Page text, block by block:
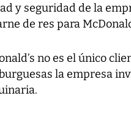
y seguridad de la
de res para
no es el único
la empresa